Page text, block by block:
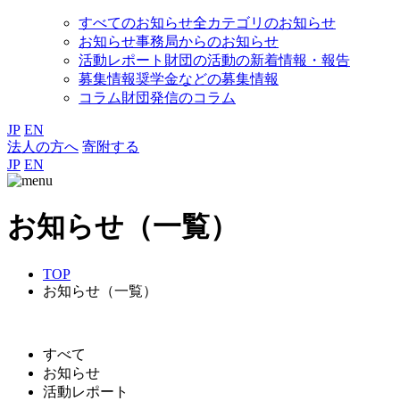
すべてのお知らせ全カテゴリのお知らせ
お知らせ事務局からのお知らせ
活動レポート 財団の活動の新着情報・報告
募集情報奨学金などの募集情報
コラム財団発信のコラム
JP EN
法人の方へ 寄附する
JP EN
お知らせ（一覧）
TOP
お知らせ（一覧）
すべて
お知らせ
活動レポート